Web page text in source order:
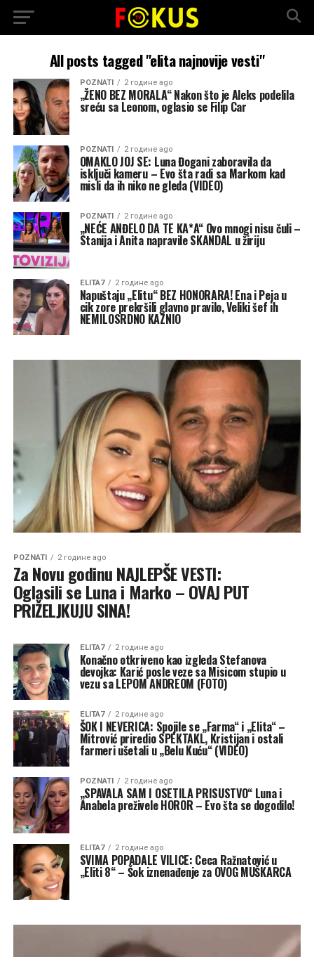
All posts tagged "elita najnovije vesti"
POZNATI 2 године ago
„ŽENO BEZ MORALA“ Nakon što je Aleks podelila
sreću sa Leonom, oglasio se Filip Car
POZNATI 2 године ago
OMAKLO JOJ SE: Luna Đogani zaboravila da
isključi kameru – Evo šta radi sa Markom kad
misli da ih niko ne gleda (VIDEO)
POZNATI 2 године ago
„NEĆE ANĐELO DA TE KA*A“ Ovo mnogi nisu čuli –
Stanija i Anita napravile SKANDAL u žiriju
ELITA7 2 године ago
Napuštaju „Elitu“ BEZ HONORARA! Ena i Peja u
cik zore prekršili glavno pravilo, Veliki šef ih
NEMILOSRDNO KAZNIO
POZNATI 2 године ago
Za Novu godinu NAJLEPŠE VESTI:
Oglasili se Luna i Marko – OVAJ PUT
PRIŽELJKUJU SINA!
ELITA7 2 године ago
Konačno otkriveno kao izgleda Stefanova
devojka: Karić posle veze sa Misicom stupio u
vezu sa LEPOM ANDREOM (FOTO)
ELITA7 2 године ago
ŠOK I NEVERICA: Spojile se „Farma“ i „Elita“ –
Mitrović priredio SPEKTAKL, Kristijan i ostali
farmeri ušetali u „Belu Kuću“ (VIDEO)
POZNATI 2 године ago
„SPAVALA SAM I OSETILA PRISUSTVO“ Luna i
Anabela preživele HOROR – Evo šta se dogodilo!
ELITA7 2 године ago
SVIMA POPADALE VILICE: Ceca Ražnatović u
„Eliti 8“ – Šok iznenađenje za OVOG MUŠKARCA